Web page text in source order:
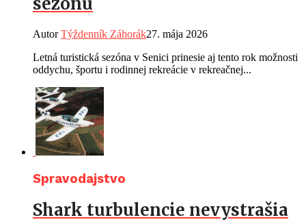
AutorTýždenník Záhorák27. mája 2026
Letná turistická sezóna v Senici prinesie aj tento rok možnosti
oddychu, športu i rodinnej rekreácie v rekreačnej...
Spravodajstvo
Shark turbulencie nevystrašia